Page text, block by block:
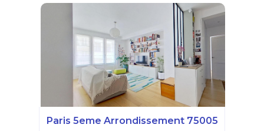
Paris 5eme Arrondissement 75005